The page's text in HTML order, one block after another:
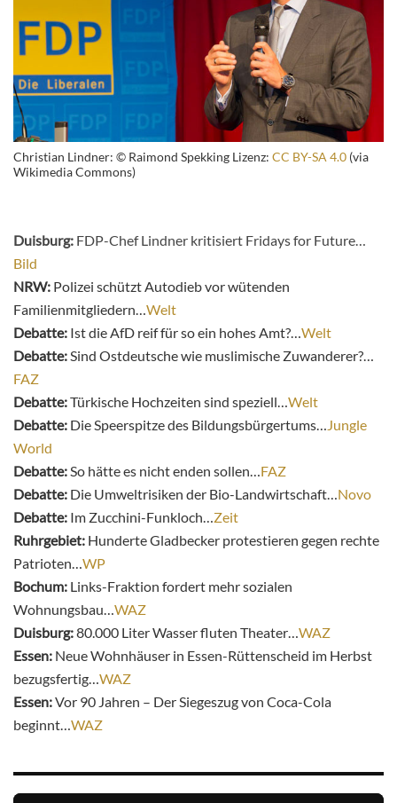
Christian Lindner: © Raimond Spekking Lizenz: CC BY-SA 4.0 (via
Wikimedia Commons)
Duisburg: FDP-Chef Lindner kritisiert Fridays for Future…
Bild
NRW: Polizei schützt Autodieb vor wütenden
Familienmitgliedern…Welt
Debatte: Ist die AfD reif für so ein hohes Amt?…Welt
Debatte:Sind Ostdeutsche wie muslimische Zuwanderer?…
FAZ
Debatte:Türkische Hochzeiten sind speziell…Welt
Debatte: Die Speerspitze des Bildungsbürgertums…Jungle
World
Debatte:So hätte es nicht enden sollen…FAZ
Debatte: Die Umweltrisiken der Bio-Landwirtschaft…Novo
Debatte: Im Zucchini-Funkloch…Zeit
Ruhrgebiet: Hunderte Gladbecker protestieren gegen rechte
Patrioten…WP
Bochum: Links-Fraktion fordert mehr sozialen
Wohnungsbau…WAZ
Duisburg:80.000 Liter Wasser fluten Theater…WAZ
Essen: Neue Wohnhäuser in Essen-Rüttenscheid im Herbst
bezugsfertig…WAZ
Essen:Vor 90 Jahren – Der Siegeszug von Coca-Cola
beginnt…WAZ